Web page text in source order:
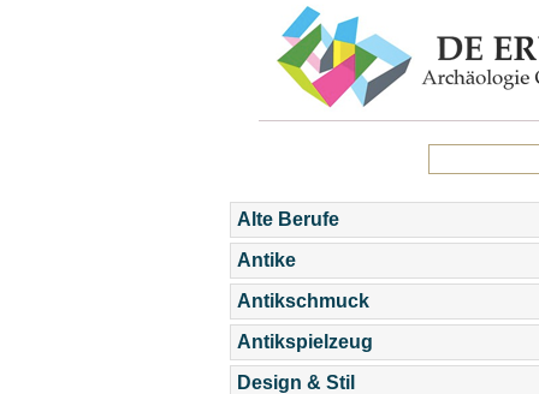
Alte Berufe
Antike
Antikschmuck
Antikspielzeug
Design & Stil